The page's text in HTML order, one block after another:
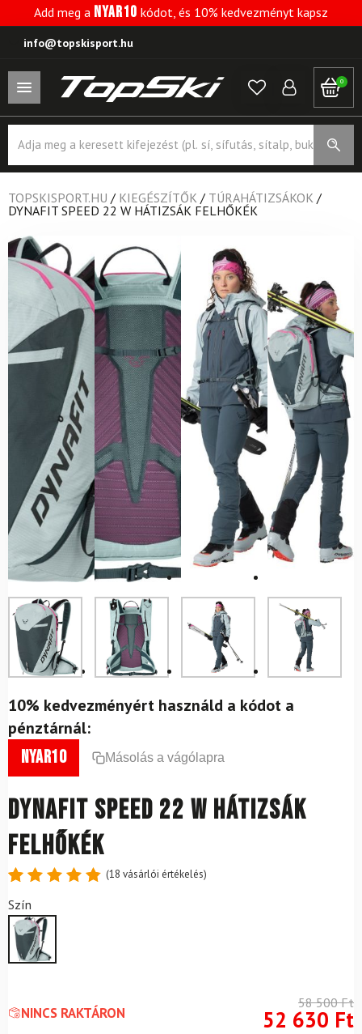
Add meg a NYAR10 kódot, és 10% kedvezményt kapsz
info@topskisport.hu
0
search
TOPSKISPORT.HU / KIEGÉSZÍTŐK / TÚRAHÁTIZSÁKOK /
DYNAFIT SPEED 22 W HÁTIZSÁK FELHŐKÉK
10% kedvezményért használd a kódot a
pénztárnál:
nyar10 Másolás a vágólapra
DYNAFIT Speed 22 W hátizsák
felhőkék
4.89
5-ből,
értékelés
alapján
(18 vásárlói értékelés)
Szín
NINCS RAKTÁRON
58 500Ft
52 630 Ft